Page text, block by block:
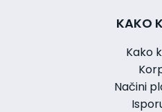
KAKO
Kako
Načini